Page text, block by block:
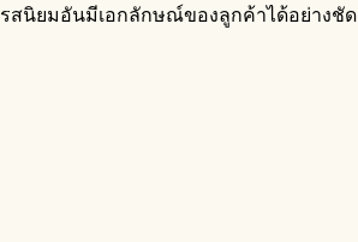
รสนิยมอันมีเอกลักษณ์ของลูกค้าได้อย่างชัด